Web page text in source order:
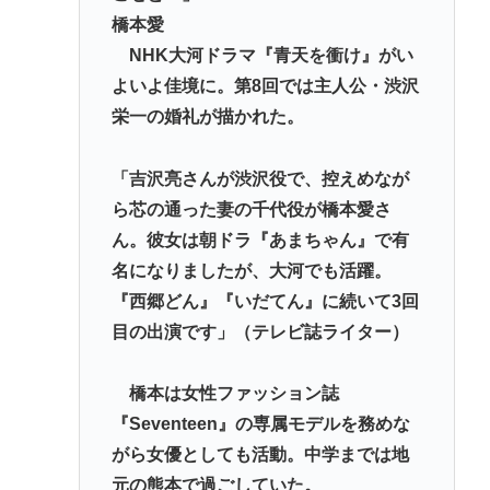
VIP過疎った理由、作曲ゲェジ説
ゴールデンレトリバーとかいう犬、欠点が存在しな
橋本愛
NHK大河ドラマ『青天を衝け』がい
よいよ佳境に。第8回では主人公・渋沢
栄一の婚礼が描かれた。
「吉沢亮さんが渋沢役で、控えめなが
ら芯の通った妻の千代役が橋本愛さ
ん。彼女は朝ドラ『あまちゃん』で有
名になりましたが、大河でも活躍。
『西郷どん』『いだてん』に続いて3回
目の出演です」（テレビ誌ライター）
橋本は女性ファッション誌
『Seventeen』の専属モデルを務めな
がら女優としても活動。中学までは地
元の熊本で過ごしていた。